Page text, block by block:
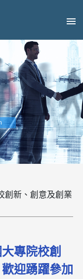
創新、創意及創業
專院校創
迎踴躍參加